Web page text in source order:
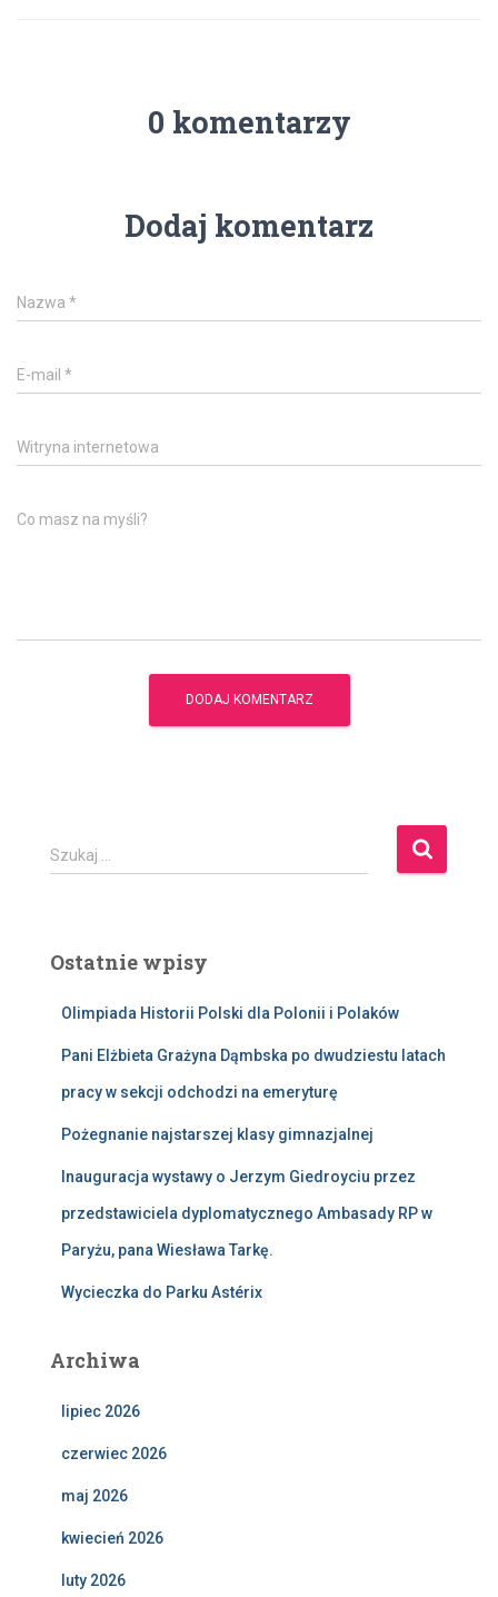
0 komentarzy
Dodaj komentarz
Nazwa *
E-mail *
Witryna internetowa
Co masz na myśli?
S
z
j
Szukaj …
Ostatnie wpisy
Olimpiada Historii Polski dla Polonii i Polaków
Pani Elżbieta Grażyna Dąmbska po dwudziestu latach
pracy w sekcji odchodzi na emeryturę
Pożegnanie najstarszej klasy gimnazjalnej
Inauguracja wystawy o Jerzym Giedroyciu przez
przedstawiciela dyplomatycznego Ambasady RP w
Paryżu, pana Wiesława Tarkę.
Wycieczka do Parku Astérix
Archiwa
lipiec 2026
czerwiec 2026
maj 2026
kwiecień 2026
luty 2026